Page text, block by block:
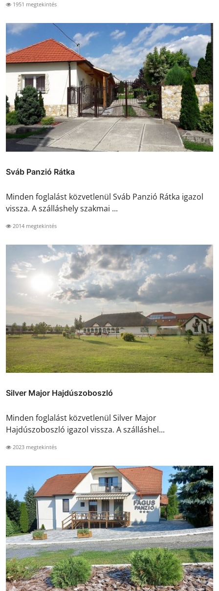
1951 megtekintés
Sváb Panzió Rátka
Minden foglalást közvetlenül Sváb Panzió Rátka igazol
vissza. A szálláshely szakmai ...
2014 megtekintés
Silver Major Hajdúszoboszló
Minden foglalást közvetlenül Silver Major
Hajdúszoboszló igazol vissza. A szálláshel...
2023 megtekintés